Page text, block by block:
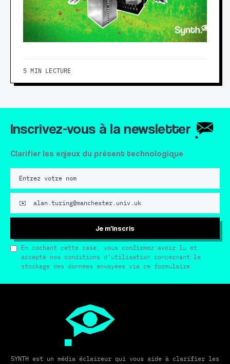
5 MIN LECTURE
Inscrivez-vous à la newsletter
Clarifier les enjeux du présent technologique
Je m'inscris
En cochant cette case, vous confirmez avoir lu et
accepté nos conditions d’utilisation concernant le
stockage des données envoyées via ce formulaire.
SYNTH est un média éclaireur qui vous aide à clarifier les